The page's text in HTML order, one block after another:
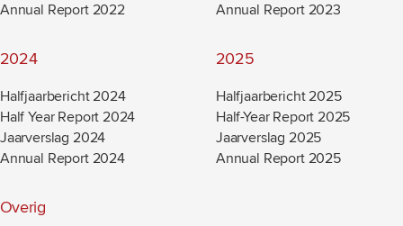
Annual Report 2022
Annual Report 2023
2024
Halfjaarbericht 2024
Half Year Report 2024
Jaarverslag 2024
Annual Report 2024
2025
Halfjaarbericht 2025
Half-Year Report 2025
Jaarverslag 2025
Annual Report 2025
Overig